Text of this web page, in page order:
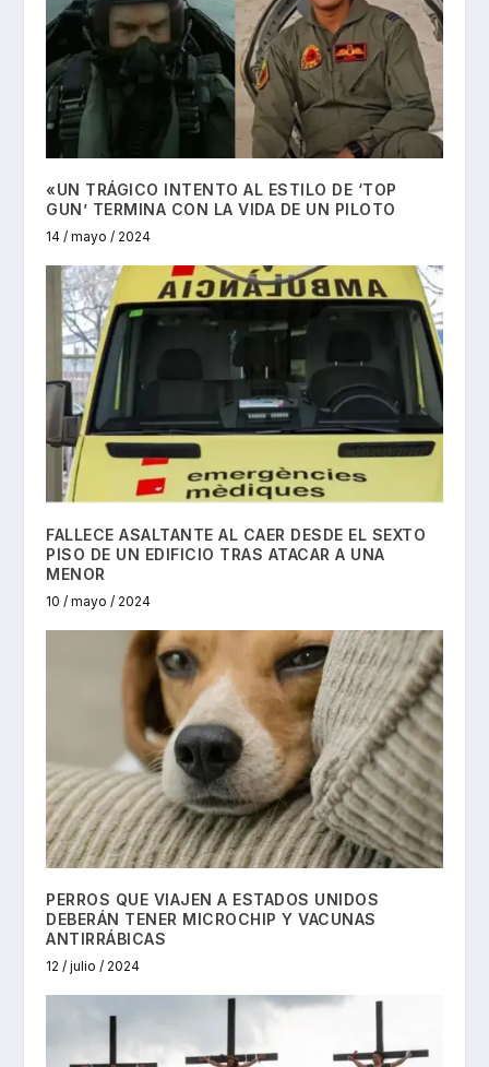
«UN TRÁGICO INTENTO AL ESTILO DE ‘TOP
GUN’ TERMINA CON LA VIDA DE UN PILOTO
14 / mayo / 2024
FALLECE ASALTANTE AL CAER DESDE EL SEXTO
PISO DE UN EDIFICIO TRAS ATACAR A UNA
MENOR
10 / mayo / 2024
PERROS QUE VIAJEN A ESTADOS UNIDOS
DEBERÁN TENER MICROCHIP Y VACUNAS
ANTIRRÁBICAS
12 / julio / 2024